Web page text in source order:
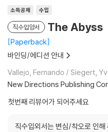
소득공제 수입
직수입양서 The Abyss
Paperback
바인딩/에디션 안내
Vallejo, Fernando / Siegert,
New Directions Publishing
첫번째 리뷰어가 되어주세요
직수입외서는 변심/착오로 인해